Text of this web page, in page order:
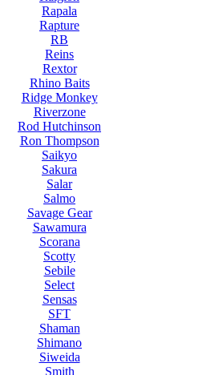
Rapala
Rapture
RB
Reins
Rextor
Rhino Baits
Ridge Monkey
Riverzone
Rod Hutchinson
Ron Thompson
Saikyo
Sakura
Salar
Salmo
Savage Gear
Sawamura
Scorana
Scotty
Sebile
Select
Sensas
SFT
Shaman
Shimano
Siweida
Smith